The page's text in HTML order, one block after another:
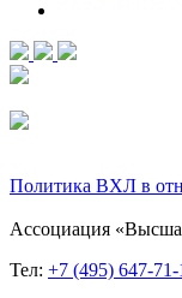
Политика ВХЛ в
Ассоциация
Тел: +7 (495) 647-71-